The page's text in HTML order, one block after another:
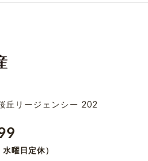
丘リージェンシー 202
曜日定休）